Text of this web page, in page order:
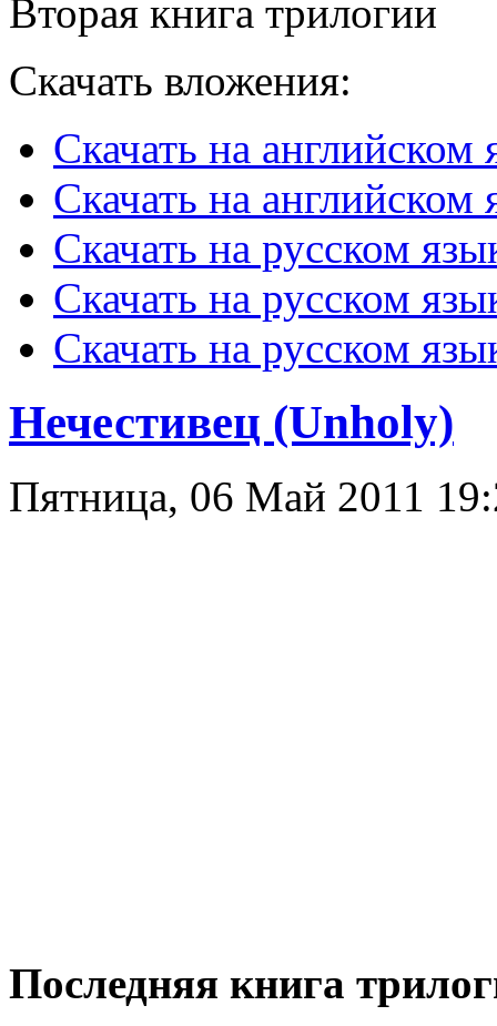
Вторая книга трилогии
Скачать вложения:
Скачать на английском
Скачать на английском
Скачать на русском
Скачать на русском
Скачать на русском
Нечестивец (Unholy)
Пятница, 06 Май 2011
Последняя книга